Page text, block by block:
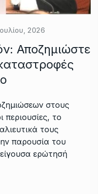
2026
Αποζημιώστε
στους
περιουσίες, το
τους
παρουσία του
ερώτησή